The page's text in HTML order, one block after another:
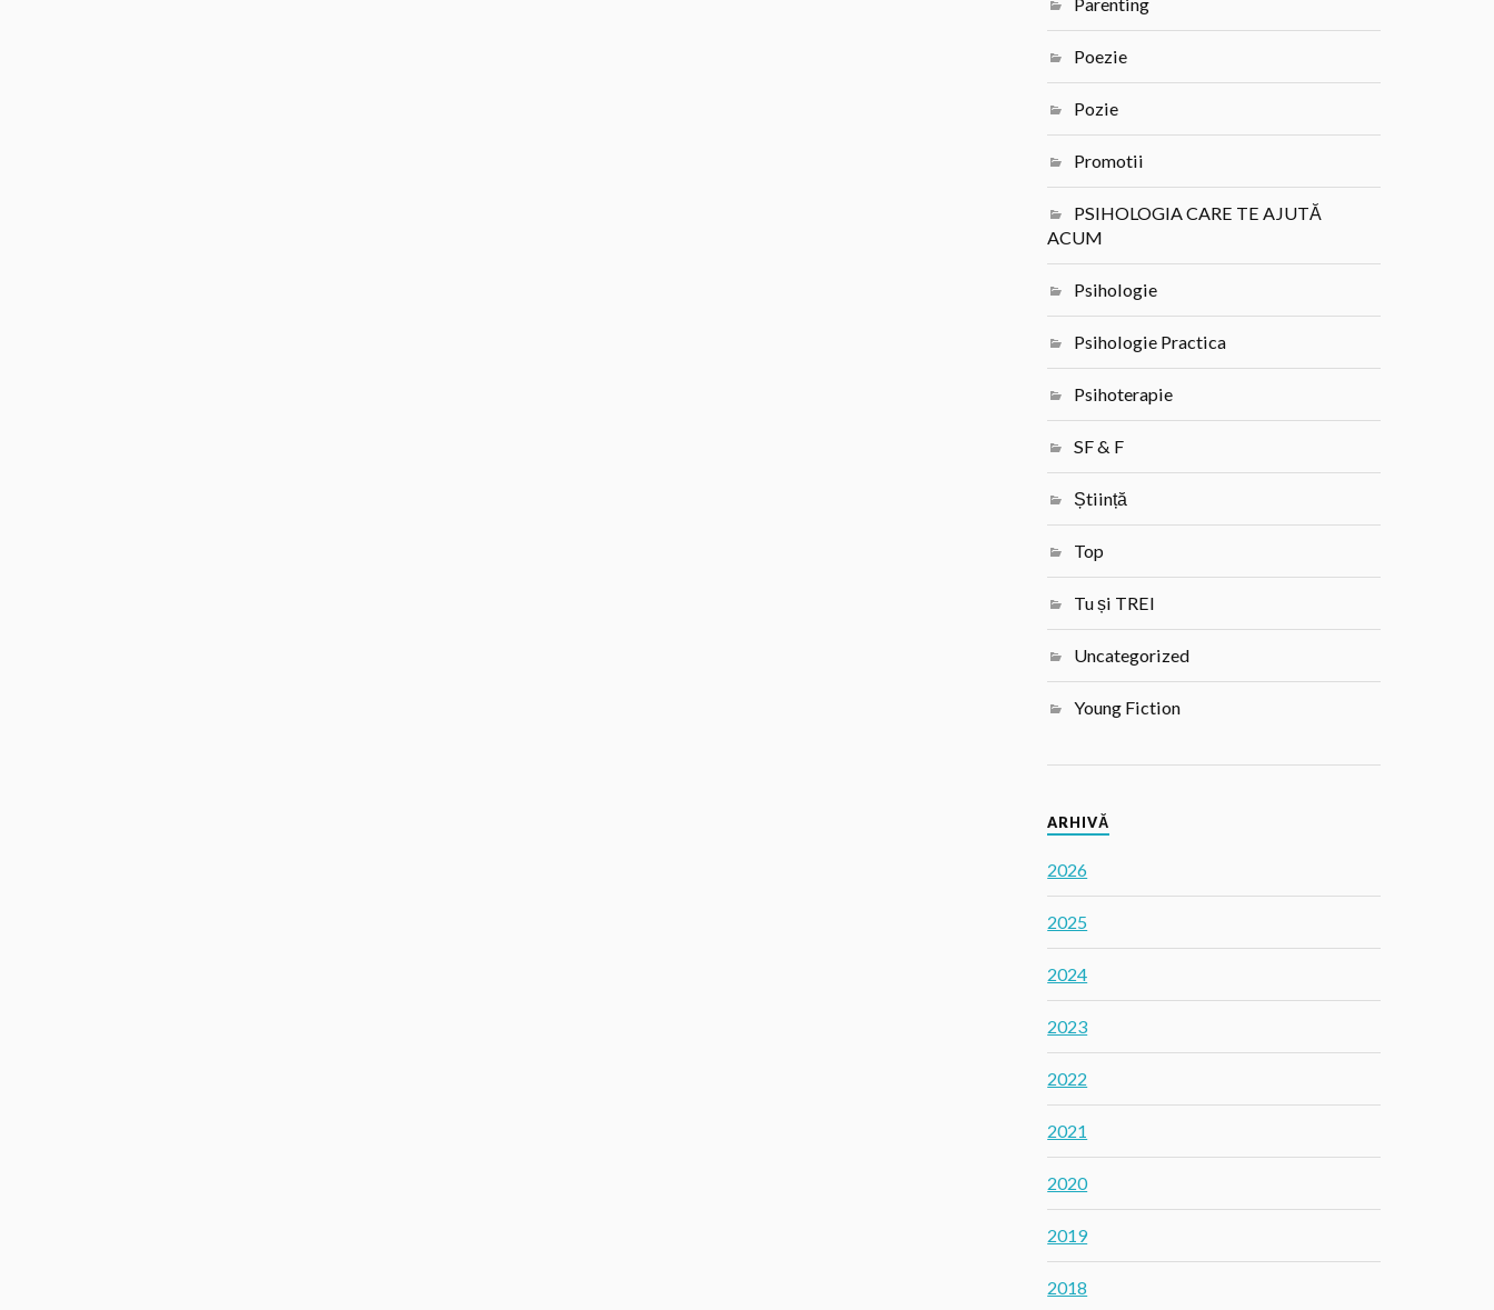
Poezie
Pozie
Promotii
PSIHOLOGIA CARE TE AJUTĂ
ACUM
Psihologie
Psihologie Practica
Psihoterapie
SF & F
Știință
Top
Tu și TREI
Uncategorized
Young Fiction
ARHIVĂ
2026
2025
2024
2023
2022
2021
2020
2019
2018